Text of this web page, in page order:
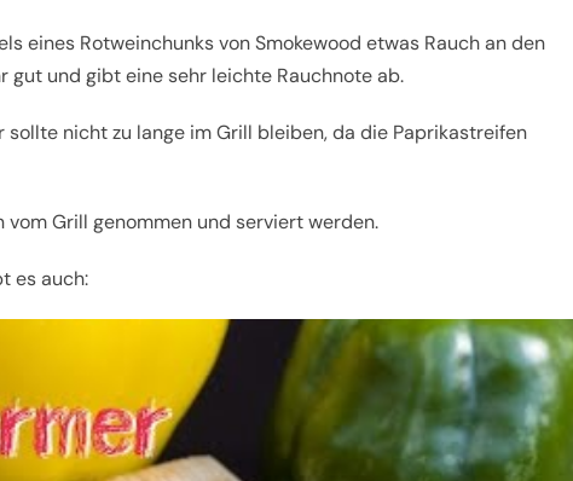
eines Rotweinchunks von Smokewood etwas Rauch an den
gut und gibt eine sehr leichte Rauchnote ab.
sollte nicht zu lange im Grill bleiben, da die Paprikastreifen
Grill genommen und serviert werden.
es auch: